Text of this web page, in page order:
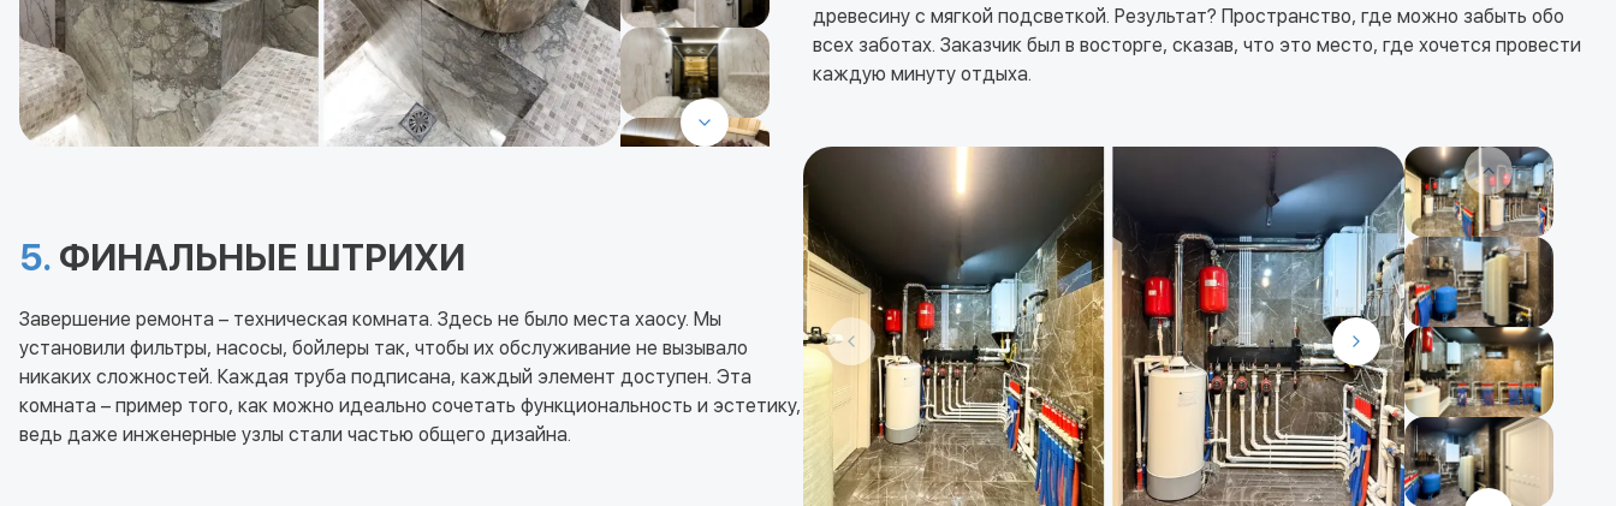
древесину с мягкой подсветкой. Результат? Пространство, где можно забыть обо
всех заботах. Заказчик был в восторге, сказав, что это место, где хочется провести
каждую минуту отдыха.
5. ФИНАЛЬНЫЕ ШТРИХИ
Завершение ремонта – техническая комната. Здесь не было места хаосу. Мы
установили фильтры, насосы, бойлеры так, чтобы их обслуживание не вызывало
никаких сложностей. Каждая труба подписана, каждый элемент доступен. Эта
комната – пример того, как можно идеально сочетать функциональность и эстетику,
ведь даже инженерные узлы стали частью общего дизайна.